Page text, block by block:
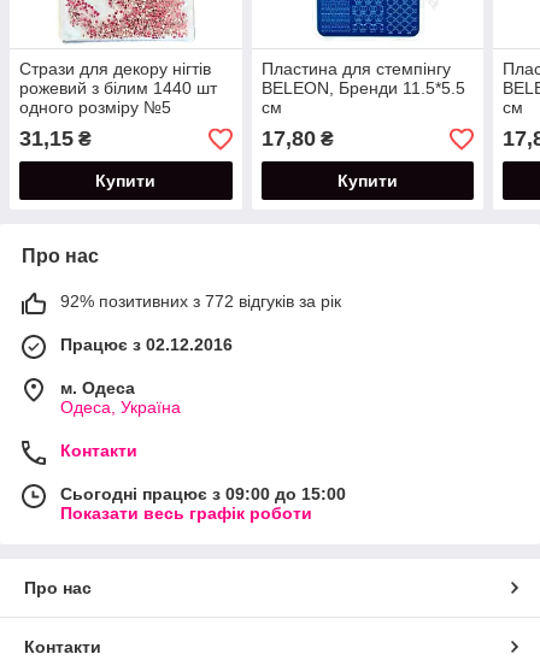
Стрази для декору нігтів
рожевий з білим 1440 шт
одного розміру №5
31,15 ₴
Купити
Пластина для стемпінгу
BELEON, Бренди 11.5*5.5
см
17,80₴
Купити
см
Про нас
92% позитивних з 772 відгуків за рік
Працює з 02.12.2016
м. Одеса
Одеса, Україна
Контакти
Сьогодні працює з 09:00 до 15:00
Показати весь графік роботи
Про нас
Контакти